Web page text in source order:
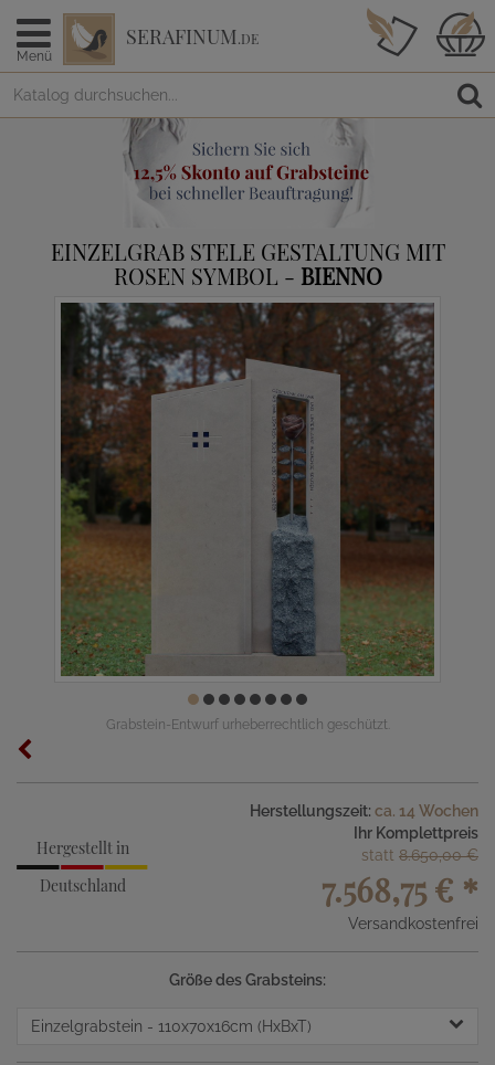
Menü
SERAFINUM.DE
EINZELGRAB STELE GESTALTUNG MIT
ROSEN SYMBOL - BIENNO
Grabstein-Entwurf urheberrechtlich geschützt.
Hergestellt in
Deutschland
Herstellungszeit: ca. 14 Wochen
Ihr Komplettpreis
statt 8.650,00 €
7.568,75 € *
Versandkostenfrei
Größe des Grabsteins:
Einzelgrabstein - 110x70x16cm (HxBxT)